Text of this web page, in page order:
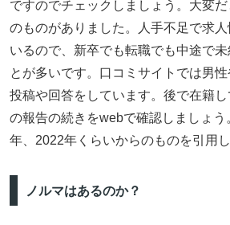
ですのでチェックしましょう。大変
のものがありました。人手不足で求
いるので、新卒でも転職でも中途で
とが多いです。口コミサイトでは男
投稿や回答をしています。後で在籍
の報告の続きをwebで確認しましょ
年、2022年くらいからのものを引用し
ノルマはあるのか？